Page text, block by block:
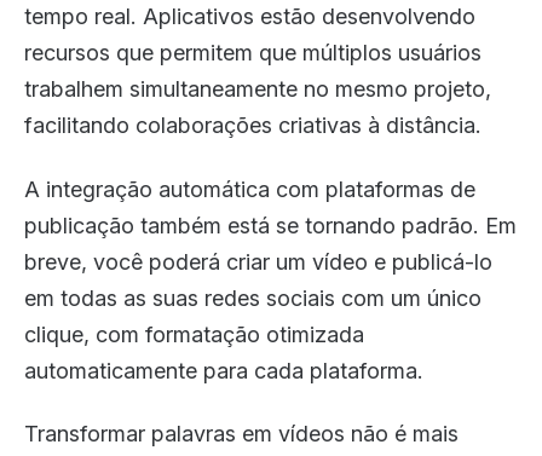
tempo real. Aplicativos estão desenvolvendo
recursos que permitem que múltiplos usuários
trabalhem simultaneamente no mesmo projeto,
facilitando colaborações criativas à distância.
A integração automática com plataformas de
publicação também está se tornando padrão. Em
breve, você poderá criar um vídeo e publicá-lo
em todas as suas redes sociais com um único
clique, com formatação otimizada
automaticamente para cada plataforma.
Transformar palavras em vídeos não é mais